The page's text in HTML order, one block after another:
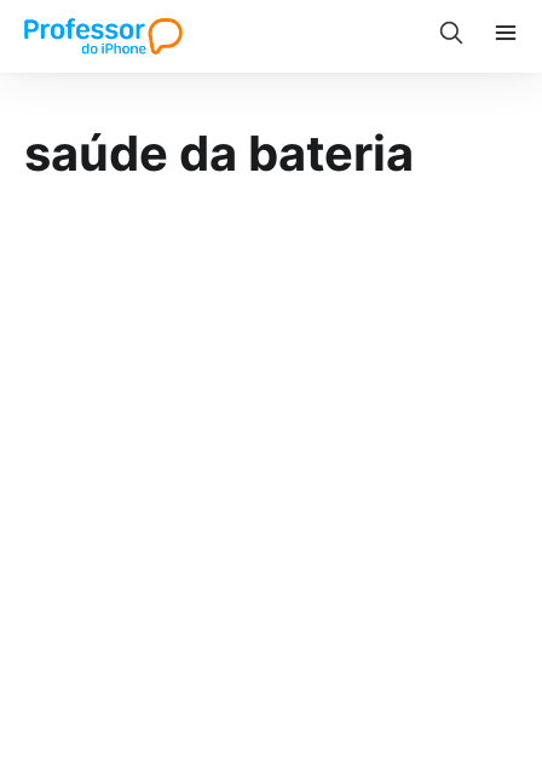
saúde da bateria